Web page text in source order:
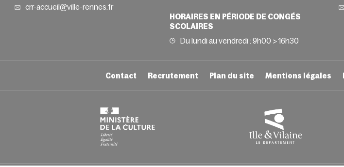
crr-accueil@ville-rennes.fr
HORAIRES EN PÉRIODE DE CONGÉS
SCOLAIRES
Du lundi au vendredi : 9h00 > 16h30
Contact Recrutement Plan du site Mentions légales